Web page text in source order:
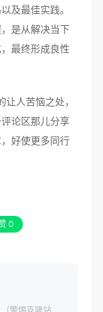
及最佳实践。
是从解决当下
最终形成良性
人苦恼之处，
论区那儿分享
好使更多同行
0